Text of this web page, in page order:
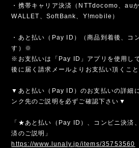
・携帯キャリア決済（NTTdocomo、au
WALLET、SoftBank、Y!mobile）
・あと払い（Pay ID）（商品到着後、コ
す）※
※お支払いは「Pay ID」アプリを使用し
後に届く請求メールよりお支払い頂くこと
▼あと払い（Pay ID）のお支払いの詳細
ンク先のご説明を必ずご確認下さい▼
「★あと払い（Pay ID）、コンビニ決済
済のご説明」
https://www.lunaly.jp/items/35753560